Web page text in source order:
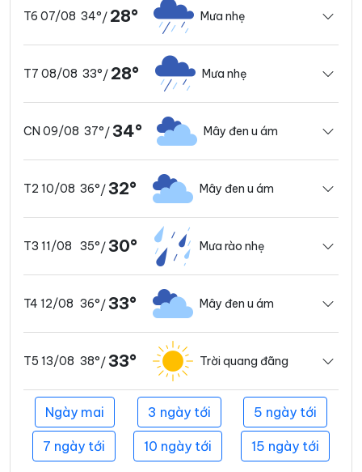
T6 07/08 34°/ 28° Mưa nhẹ
T7 08/08 33°/ 28° Mưa nhẹ
CN 09/08 37°/ 34° Mây đen u ám
T2 10/08 36°/ 32° Mây đen u ám
T3 11/08 35°/ 30° Mưa rào nhẹ
T4 12/08 36°/ 33° Mây đen u ám
T5 13/08 38°/ 33° Trời quang đãng
Ngày mai 3 ngày tới 5 ngày tới
7 ngày tới 10 ngày tới 15 ngày tới